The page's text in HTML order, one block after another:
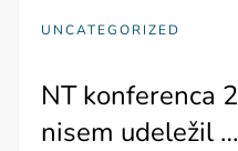
UNCATEGORIZED
NT konferenca
nisem udeležil …